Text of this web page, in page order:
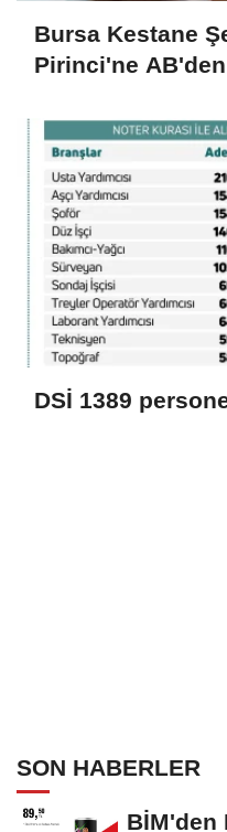
Bursa Kestane
Pirinci'ne
DSİ 1389
SON HABERLER
BİM'den